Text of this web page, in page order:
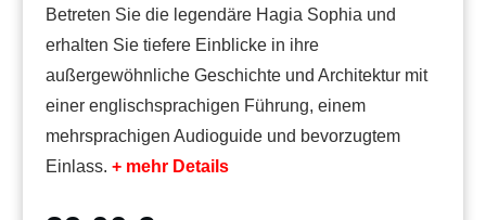
Betreten Sie die legendäre Hagia Sophia und
erhalten Sie tiefere Einblicke in ihre
außergewöhnliche Geschichte und Architektur mit
einer englischsprachigen Führung, einem
mehrsprachigen Audioguide und bevorzugtem
Einlass. + mehr Details